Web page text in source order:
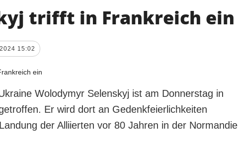
AGENTUR
Über uns
Kontakte
Politik zur Vertraulichkeit
und zum Schutz
personenbezogener
Daten
ZUSÄTZLICH
trifft in Frankreich ein
15:02
Wolodymyr Selenskyj ist am Donnerstag in
Er wird dort an Gedenkfeierlichkeiten
der Alliierten vor 80 Jahren in der Normandie